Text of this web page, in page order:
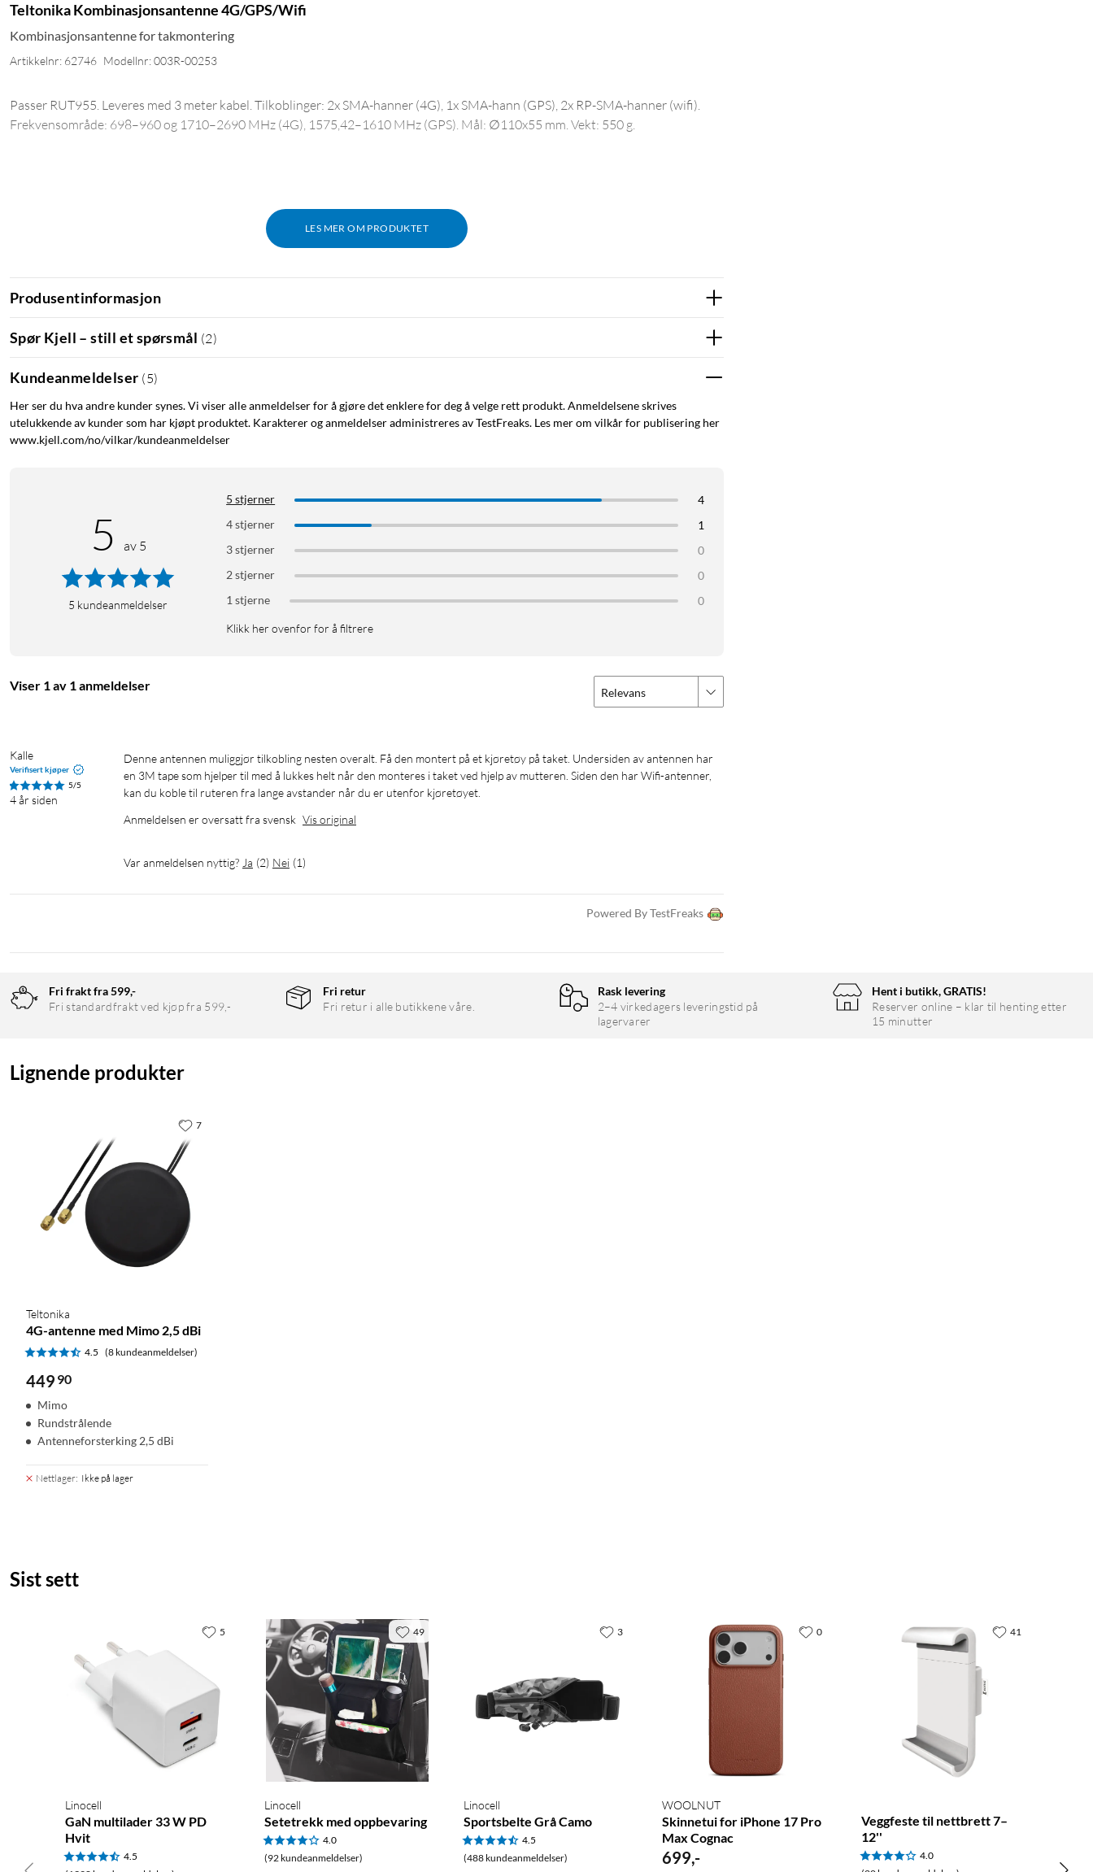
Teltonika Kombinasjonsantenne 4G/GPS/Wifi
Kombinasjonsantenne for takmontering
Artikkelnr: 62746 Modellnr: 003R-00253
LES MER OM PRODUKTET
Passer RUT955. Leveres med 3 meter kabel. Tilkoblinger: 2x SMA-hanner (4G), 1x SMA-hann (GPS), 2x RP-SMA-hanner (wifi).
Frekvensområde: 698–960 og 1710–2690 MHz (4G), 1575,42–1610 MHz (GPS). Mål: ∅110x55 mm. Vekt: 550 g.
Produsentinformasjon
Spør Kjell – still et spørsmål (2)
Kundeanmeldelser (5)
Her ser du hva andre kunder synes. Vi viser alle anmeldelser for å gjøre det enklere for deg å velge rett produkt. Anmeldelsene skrives
utelukkende av kunder som har kjøpt produktet. Karakterer og anmeldelser administreres av TestFreaks. Les mer om vilkår for publisering her
www.kjell.com/no/vilkar/kundeanmeldelser
5 av 5
5 kundeanmeldelser
5 stjerner
4
4 stjerner
1
3 stjerner
0
2 stjerner
0
1 stjerne
0
Klikk her ovenfor for å filtrere
Viser 1 av 1 anmeldelser Relevans
Kalle
Verifisert kjøper
5/5
4 år siden
Denne antennen muliggjør tilkobling nesten overalt. Få den montert på et kjøretøy på taket. Undersiden av antennen har
en 3M tape som hjelper til med å lukkes helt når den monteres i taket ved hjelp av mutteren. Siden den har Wifi-antenner,
kan du koble til ruteren fra lange avstander når du er utenfor kjøretøyet.
Anmeldelsen er oversatt fra svensk Vis original
Var anmeldelsen nyttig? Ja (2) Nei (1)
Powered By TestFreaks
Fri frakt fra 599,-
Fri standardfrakt ved kjøp fra 599,-
Fri retur
Fri retur i alle butikkene våre.
Rask levering
2–4 virkedagers leveringstid på
lagervarer
Hent i butikk, GRATIS!
Reserver online – klar til henting etter
15 minutter
Lignende produkter
Teltonika
4G-antenne med Mimo 2,5 dBi
4.5 (8 kundeanmeldelser)
449 90
Mimo
Rundstrålende
Antenneforsterking 2,5 dBi
Nettlager: Ikke på lager
7
Sist sett
Linocell
GaN multilader 33 W PD
Hvit
4.5
5
Linocell
Setetrekk med oppbevaring
4.0
(92 kundeanmeldelser)
49
Linocell
Sportsbelte Grå Camo
4.5
(488 kundeanmeldelser)
3
WOOLNUT
Skinnetui for iPhone 17 Pro
Max Cognac
699,-
0
Veggfeste til nettbrett 7–
12''
4.0
41